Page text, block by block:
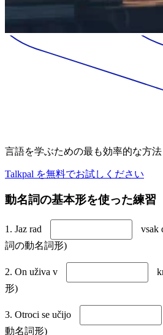
言語を学ぶための最も効率的な方法
Talkpal を無料でお試しください
動名詞の基本形を使った練習
1. Jaz rad
vsak
詞の動名詞形)
2. On uživa v
形)
3. Otroci se učijo
動名詞形)